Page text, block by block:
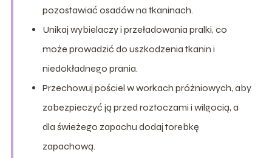
pozostawiać osadów na tkaninach.
Unikaj wybielaczy i przeładowania pralki, co
może prowadzić do uszkodzenia tkanin i
niedokładnego prania.
Przechowuj pościel w workach próżniowych, aby
zabezpieczyć ją przed roztoczami i wilgocią, a
dla świeżego zapachu dodaj torebkę
zapachową.